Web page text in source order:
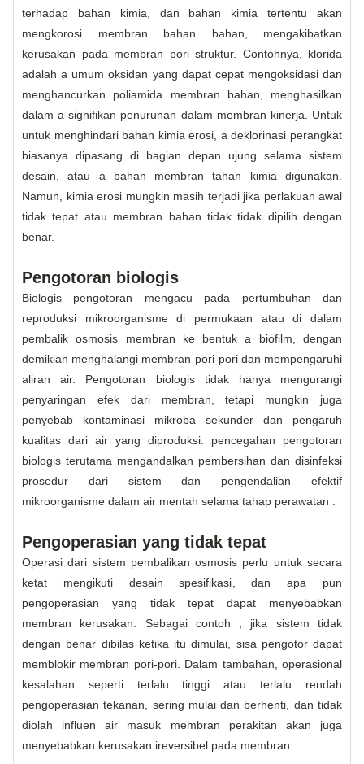
terhadap bahan kimia, dan bahan kimia tertentu akan
mengkorosi membran bahan bahan, mengakibatkan
kerusakan pada membran pori struktur. Contohnya, klorida
adalah a umum oksidan yang dapat cepat mengoksidasi dan
menghancurkan poliamida membran bahan, menghasilkan
dalam a signifikan penurunan dalam membran kinerja. Untuk
untuk menghindari bahan kimia erosi, a deklorinasi perangkat
biasanya dipasang di bagian depan ujung selama sistem
desain, atau a bahan membran tahan kimia digunakan.
Namun, kimia erosi mungkin masih terjadi jika perlakuan awal
tidak tepat atau membran bahan tidak tidak dipilih dengan
benar.
Pengotoran biologis
Biologis pengotoran mengacu pada pertumbuhan dan
reproduksi mikroorganisme di permukaan atau di dalam
pembalik osmosis membran ke bentuk a biofilm, dengan
demikian menghalangi membran pori-pori dan mempengaruhi
aliran air. Pengotoran biologis tidak hanya mengurangi
penyaringan efek dari membran, tetapi mungkin juga
penyebab kontaminasi mikroba sekunder dan pengaruh
kualitas dari air yang diproduksi. pencegahan pengotoran
biologis terutama mengandalkan pembersihan dan disinfeksi
prosedur dari sistem dan pengendalian efektif
mikroorganisme dalam air mentah selama tahap perawatan .
Pengoperasian yang tidak tepat
Operasi dari sistem pembalikan osmosis perlu untuk secara
ketat mengikuti desain spesifikasi, dan apa pun
pengoperasian yang tidak tepat dapat menyebabkan
membran kerusakan. Sebagai contoh , jika sistem tidak
dengan benar dibilas ketika itu dimulai, sisa pengotor dapat
memblokir membran pori-pori. Dalam tambahan, operasional
kesalahan seperti terlalu tinggi atau terlalu rendah
pengoperasian tekanan, sering mulai dan berhenti, dan tidak
diolah influen air masuk membran perakitan akan juga
menyebabkan kerusakan ireversibel pada membran.